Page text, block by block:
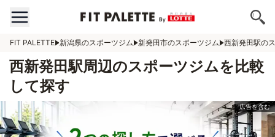
FIT PALETTE 新潟県のスポーツジム 新発田市のスポーツジム 西新発田駅の
西新発田駅周辺のスポーツジムを比較
して探す